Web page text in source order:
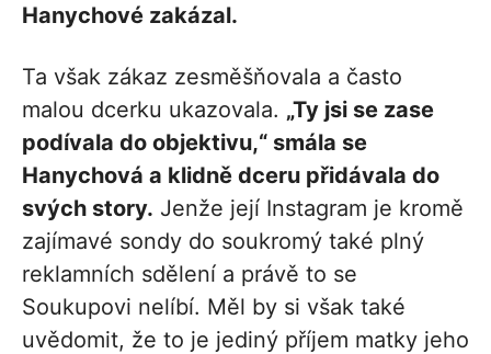
Hanychové zakázal.
Ta však zákaz zesměšňovala a často
malou dcerku ukazovala. „Ty jsi se zase
podívala do objektivu,“ smála se
Hanychová a klidně dceru přidávala do
svých story. Jenže její Instagram je kromě
zajímavé sondy do soukromý také plný
reklamních sdělení a právě to se
Soukupovi nelíbí. Měl by si však také
uvědomit, že to je jediný příjem matky jeho